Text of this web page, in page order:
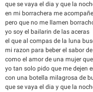
que se vaya el dia y que la
en mi borrachera me
pero que no me llamen
yo soy el bailarin de las aceras
el que al compas de la luna
mi razon para beber el sabor
como el amor de una mujer
yo tan solo pido que me dejen
con una botella milagrosa de
que se vaya el dia y que la